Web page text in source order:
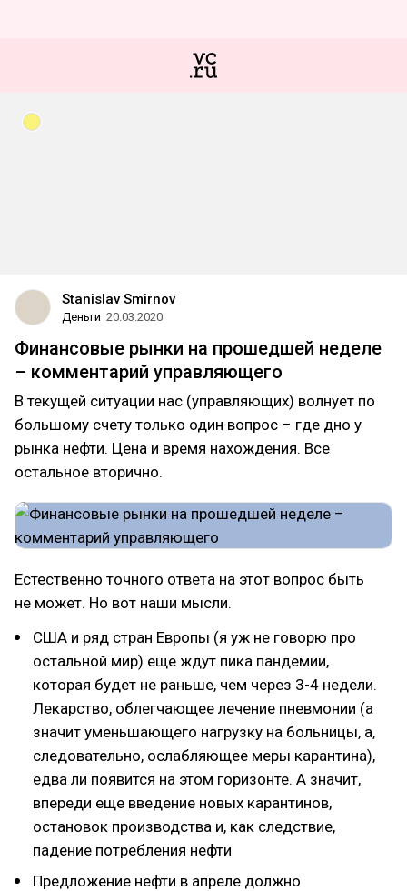
Stanislav Smirnov
Деньги 20.03.2020
Финансовые рынки на прошедшей неделе
– комментарий управляющего
В текущей ситуации нас (управляющих) волнует по
большому счету только один вопрос – где дно у
рынка нефти. Цена и время нахождения. Все
остальное вторично.
Естественно точного ответа на этот вопрос быть
не может. Но вот наши мысли.
США и ряд стран Европы (я уж не говорю про
остальной мир) еще ждут пика пандемии,
которая будет не раньше, чем через 3-4 недели.
Лекарство, облегчающее лечение пневмонии (а
значит уменьшающего нагрузку на больницы, а,
следовательно, ослабляющее меры карантина),
едва ли появится на этом горизонте. А значит,
впереди еще введение новых карантинов,
остановок производства и, как следствие,
падение потребления нефти
Предложение нефти в апреле должно